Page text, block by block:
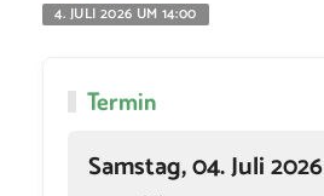
4. JULI 2026 UM 14:00
Termin
Samstag, 04. Juli 2026